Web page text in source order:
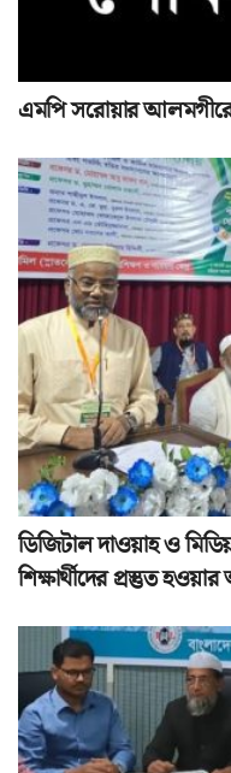
এমপি সরোয়ার
ডিজিটাল দাওয়াহ ও
শিক্ষার্থীদের প্রস্তুত হওয়ার